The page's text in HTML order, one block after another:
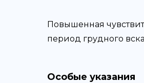
Повышенная
период грудного
Особые указания